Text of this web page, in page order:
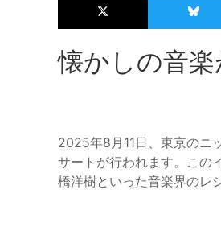
懐かしの音
2025年8月11日、東京のニ
サートが行われます。この
橋洋樹といった音楽界のレ